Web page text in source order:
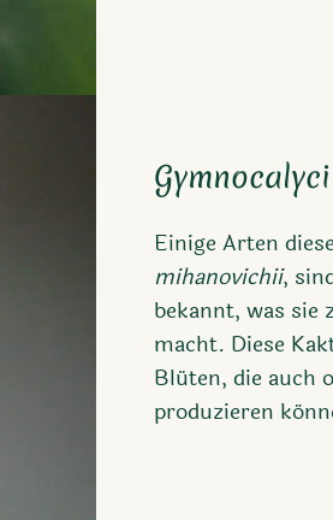
Einige Arten
mihanovichii,
bekannt, was sie
macht. Diese
Blüten, die auch
produzieren